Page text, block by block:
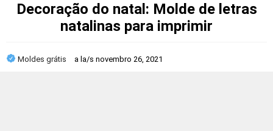
Decoração do natal: Molde de letras
natalinas para imprimir
Moldes grátis a la/s novembro 26, 2021